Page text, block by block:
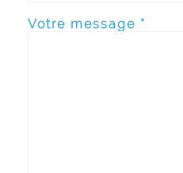
Votre message *